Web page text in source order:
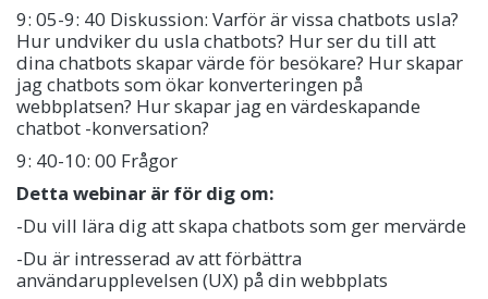
9: 05-9: 40 Diskussion: Varför är vissa chatbots usla?
Hur undviker du usla chatbots? Hur ser du till att
dina chatbots skapar värde för besökare? Hur skapar
jag chatbots som ökar konverteringen på
webbplatsen? Hur skapar jag en värdeskapande
chatbot -konversation?
9: 40-10: 00 Frågor
Detta webinar är för dig om:
-Du vill lära dig att skapa chatbots som ger mervärde
-Du är intresserad av att förbättra
användarupplevelsen (UX) på din webbplats